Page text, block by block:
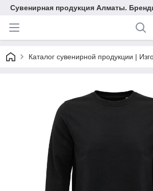
Сувенирная продукция Алматы.
Каталог сувенирной продукции |